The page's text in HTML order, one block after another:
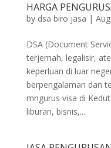
HARGA
by dsa biro jasa |
DSA (Document
terjemah, legalisir,
keperluan di luar
berpengalaman dan
mngurus visa di
liburan, bisnis,...